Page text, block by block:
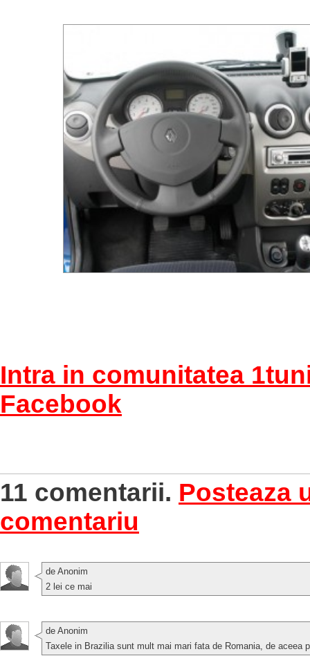
Intra in comunitatea
Facebook
11 comentarii. Posteaza
comentariu
de Anonim
2 lei ce mai
de Anonim
Taxele in Brazilia sunt mult mai mari fata de Romania, de aceea